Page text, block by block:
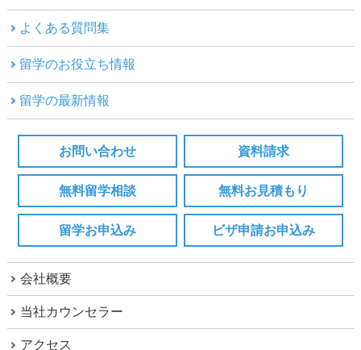
よくある質問集
留学のお役立ち情報
留学の最新情報
お問い合わせ 資料請求
無料留学相談 無料お見積もり
留学お申込み ビザ申請お申込み
会社概要
当社カウンセラー
アクセス